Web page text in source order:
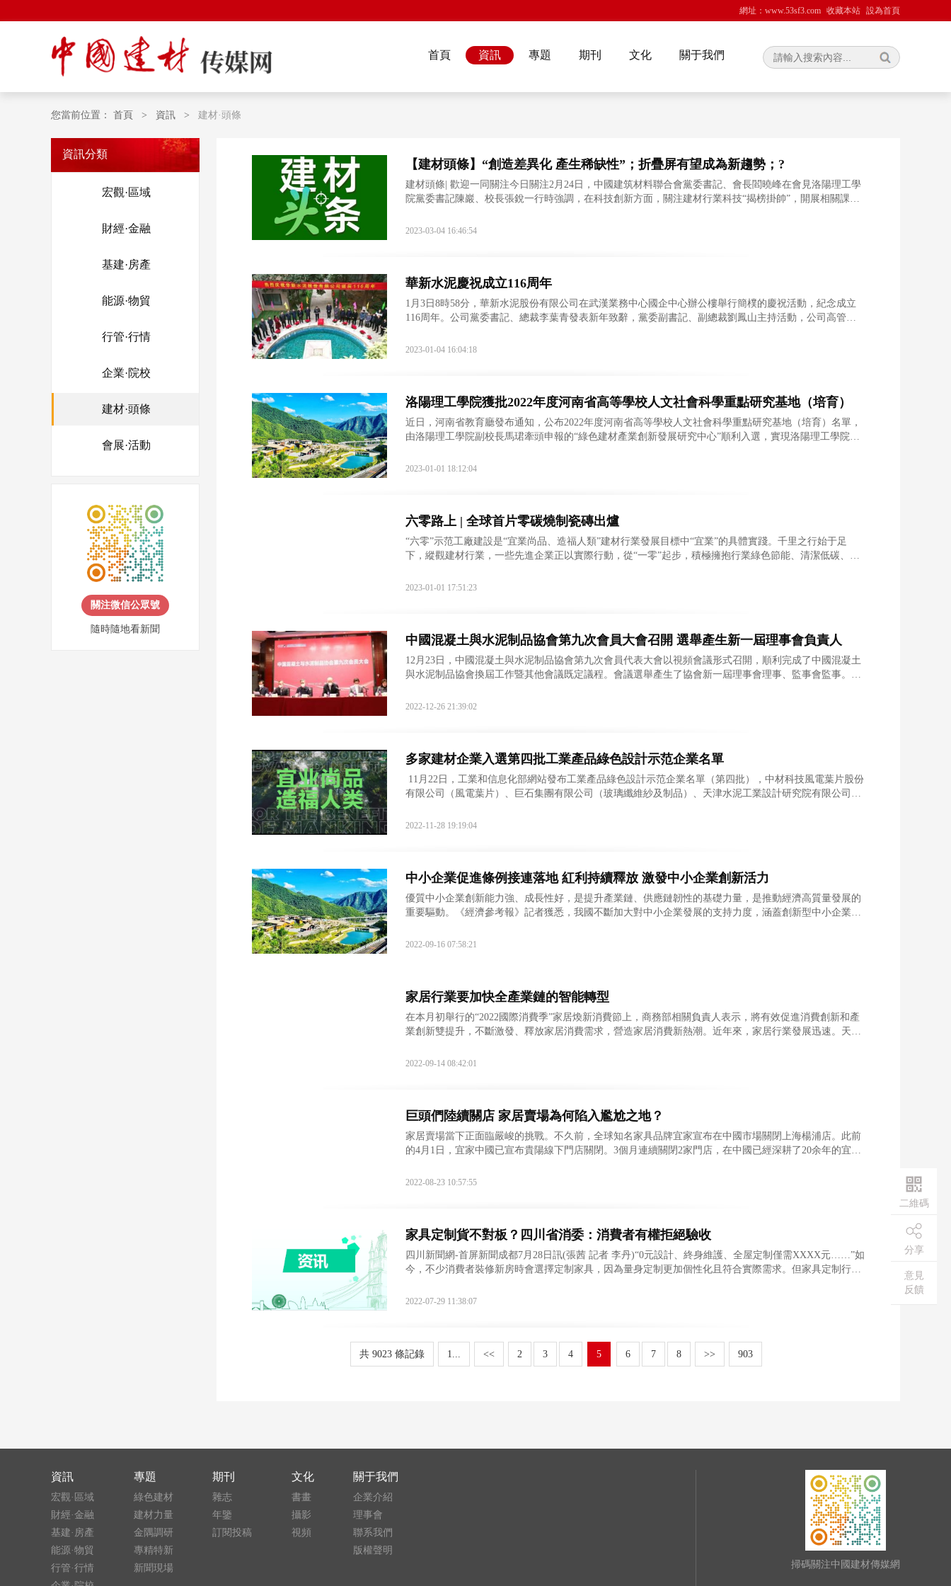
網址：www.53sf3.com 收藏本站 設為首頁
首頁 資訊 專題 期刊 文化 關于我們
您當前位置： 首頁 > 資訊 > 建材·頭條
資訊分類
宏觀·區域
財經·金融
基建·房產
能源·物貿
行管·行情
企業·院校
建材·頭條
會展·活動
關注微信公眾號
隨時隨地看新聞
【建材頭條】“創造差異化 產生稀缺性”；折疊屏有望成為新趨勢；?
建材頭條| 歡迎一同關注今日關注2月24日，中國建筑材料聯合會黨委書記、會長閻曉峰在會見洛陽理工學
院黨委書記陳巖、校長張銳一行時強調，在科技創新方面，關注建材行業科技“揭榜掛帥”，開展相關課題
2023-03-04 16:46:54
華新水泥慶祝成立116周年
1月3日8時58分，華新水泥股份有限公司在武漢業務中心國企中心辦公樓舉行簡樸的慶祝活動，紀念成立
116周年。公司黨委書記、總裁李葉青發表新年致辭，黨委副書記、副總裁劉鳳山主持活動，公司高管及
2023-01-04 16:04:18
洛陽理工學院獲批2022年度河南省高等學校人文社會科學重點研究基地（培育）
近日，河南省教育廳發布通知，公布2022年度河南省高等學校人文社會科學重點研究基地（培育）名單，
由洛陽理工學院副校長馬珺牽頭申報的“綠色建材產業創新發展研究中心”順利入選，實現洛陽理工學院在
2023-01-01 18:12:04
六零路上 | 全球首片零碳燒制瓷磚出爐
“六零”示范工廠建設是“宜業尚品、造福人類”建材行業發展目標中“宜業”的具體實踐。千里之行始于足
下，縱觀建材行業，一些先進企業正以實際行動，從“一零”起步，積極擁抱行業綠色節能、清潔低碳、資
2023-01-01 17:51:23
中國混凝土與水泥制品協會第九次會員大會召開 選舉產生新一屆理事會負責人
12月23日，中國混凝土與水泥制品協會第九次會員代表大會以視頻會議形式召開，順利完成了中國混凝土
與水泥制品協會換屆工作暨其他會議既定議程。會議選舉產生了協會新一屆理事會理事、監事會監事。在
2022-12-26 21:39:02
多家建材企業入選第四批工業產品綠色設計示范企業名單
11月22日，工業和信息化部網站發布工業產品綠色設計示范企業名單（第四批），中材科技風電葉片股份
有限公司（風電葉片）、巨石集團有限公司（玻璃纖維紗及制品）、天津水泥工業設計研究院有限公司
2022-11-28 19:19:04
中小企業促進條例接連落地 紅利持續釋放 激發中小企業創新活力
優質中小企業創新能力強、成長性好，是提升產業鏈、供應鏈韌性的基礎力量，是推動經濟高質量發展的
重要驅動。《經濟參考報》記者獲悉，我國不斷加大對中小企業發展的支持力度，涵蓋創新型中小企業、
2022-09-16 07:58:21
家居行業要加快全產業鏈的智能轉型
在本月初舉行的“2022國際消費季”家居煥新消費節上，商務部相關負責人表示，將有效促進消費創新和產
業創新雙提升，不斷激發、釋放家居消費需求，營造家居消費新熱潮。近年來，家居行業發展迅速。天眼
2022-09-14 08:42:01
巨頭們陸續關店 家居賣場為何陷入尷尬之地？
家居賣場當下正面臨嚴峻的挑戰。不久前，全球知名家具品牌宜家宣布在中國市場關閉上海楊浦店。此前
的4月1日，宜家中國已宣布貴陽線下門店關閉。3個月連續關閉2家門店，在中國已經深耕了20余年的宜
2022-08-23 10:57:55
家具定制貨不對板？四川省消委：消費者有權拒絕驗收
四川新聞網-首屏新聞成都7月28日訊(張茜 記者 李丹)“0元設計、終身維護、全屋定制僅需XXXX元……”如
今，不少消費者裝修新房時會選擇定制家具，因為量身定制更加個性化且符合實際需求。但家具定制行業
2022-07-29 11:38:07
共 9023 條記錄 1... << 2 3 4 5 6 7 8 >> 903
資訊
宏觀·區域
財經·金融
基建·房產
能源·物貿
行管·行情
專題
綠色建材
建材力量
金隅調研
專精特新
新聞現場
期刊
雜志
年鑒
訂閱投稿
文化
書畫
攝影
視頻
關于我們
企業介紹
理事會
聯系我們
版權聲明
掃碼關注中國建材傳媒網
二維碼
分享
意見
反饋